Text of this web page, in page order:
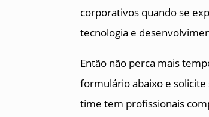
corporativos quando se
tecnologia e
Então não perca mais
formulário abaixo e
time tem profissionais